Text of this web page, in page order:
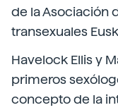
de la Asociación
transexuales
Havelock Ellis y
primeros
concepto de la